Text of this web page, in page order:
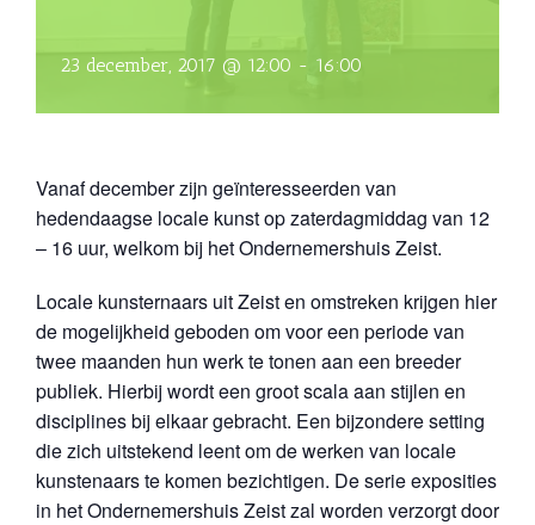
23 december, 2017 @ 12:00 - 16:00
Vanaf december zijn geïnteresseerden van
hedendaagse locale kunst op zaterdagmiddag van 12
– 16 uur, welkom bij het Ondernemershuis Zeist.
Locale kunsternaars uit Zeist en omstreken krijgen hier
de mogelijkheid geboden om voor een periode van
twee maanden hun werk te tonen aan een breeder
publiek. Hierbij wordt een groot scala aan stijlen en
disciplines bij elkaar gebracht. Een bijzondere setting
die zich uitstekend leent om de werken van locale
kunstenaars te komen bezichtigen. De serie exposities
in het Ondernemershuis Zeist zal worden verzorgt door